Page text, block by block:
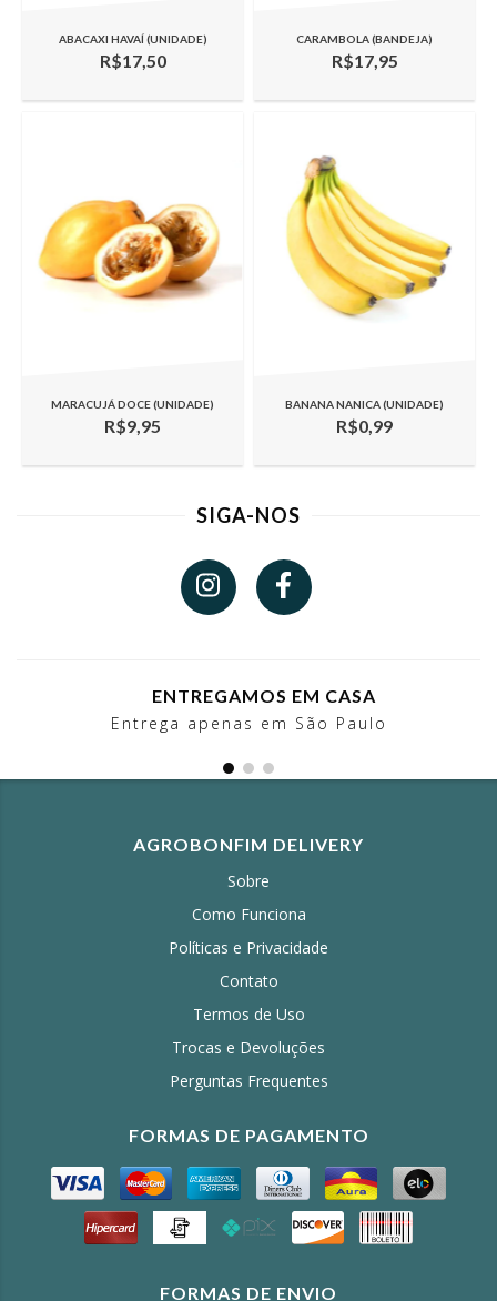
ABACAXI HAVAÍ (UNIDADE)
R$17,50
CARAMBOLA (BANDEJA)
R$17,95
MARACUJÁ DOCE (UNIDADE)
R$9,95
BANANA NANICA (UNIDADE)
R$0,99
SIGA-NOS
ENTREGAMOS EM CASA
Entrega apenas em São Paulo
AGROBONFIM DELIVERY
Sobre
Como Funciona
Políticas e Privacidade
Contato
Termos de Uso
Trocas e Devoluções
Perguntas Frequentes
FORMAS DE PAGAMENTO
FORMAS DE ENVIO